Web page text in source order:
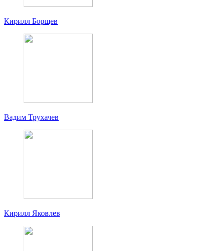
Кирилл Борщев
Вадим Трухачев
Кирилл Яковлев